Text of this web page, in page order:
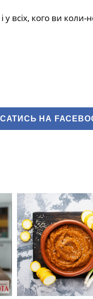
всіх, кого ви коли-
НА